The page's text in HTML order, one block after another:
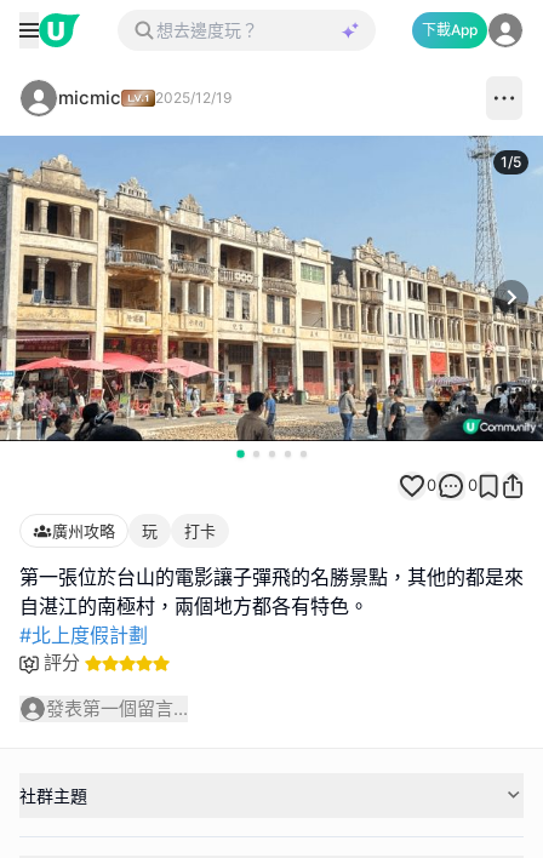
下載App
micmic 2025/12/19
1/5
0 0
廣州攻略 玩 打卡
第一張位於台山的電影讓子彈飛的名勝景點，其他的都是來
#北上度假計劃
評分
發表第一個留言...
社群主題